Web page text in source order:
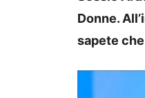
Donne.
sapete